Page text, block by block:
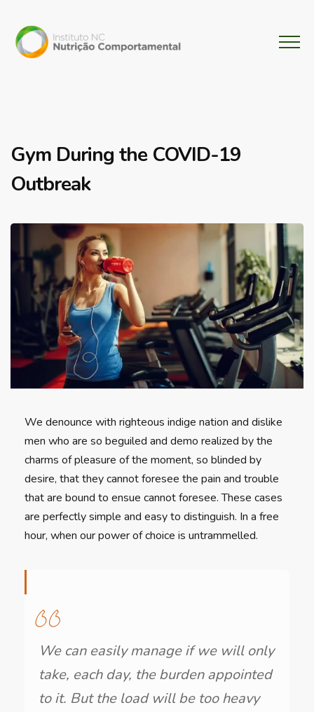
Gym During the COVID-19
Outbreak
We denounce with righteous indige nation and dislike
men who are so beguiled and demo realized by the
charms of pleasure of the moment, so blinded by
desire, that they cannot foresee the pain and trouble
that are bound to ensue cannot foresee. These cases
are perfectly simple and easy to distinguish. In a free
hour, when our power of choice is untrammelled.
We can easily manage if we will only
take, each day, the burden appointed
to it. But the load will be too heavy